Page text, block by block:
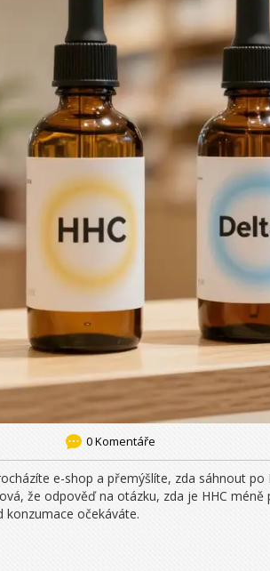
0 Komentáře
e-shop a přemýšlíte, zda sáhnout
že odpověď na otázku, zda je HHC
očekáváte.